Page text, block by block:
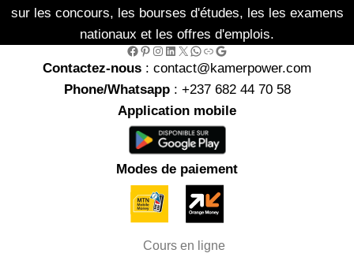
sur les concours, les bourses d'études, les les examens
nationaux et les offres d'emplois.
Facebook Pinterest InstagramLinkedIn X WhatsApp Link Google
Contactez-nous : contact@kamerpower.com
Phone/Whatsapp: +237 682 44 70 58
Application mobile
Modes de paiement
Cours en ligne